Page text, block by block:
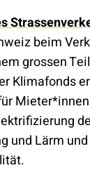
beim
grossen
Klimafonds
und Lärm